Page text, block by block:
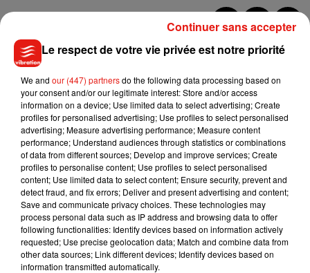
Musique
5 août 2026
Benny Blanco invite Selena Gomez et
Becky G sur son nouveau single
4 août 2026
Tiny Desk invite Charlie Puth pour une
live session solaire
Le respect de votre vie privée est notre priorité
We and our (447) partnersdo the following data processing based on
your consent and/or our legitimate interest: Store and/or access
information on a device; Use limited data to select advertising; Create
profiles for personalised advertising; Use profiles to select personalised
advertising; Measure advertising performance; Measure content
performance; Understand audiences through statistics or combinations
of data from different sources; Develop and improve services; Create
profiles to personalise content; Use profiles to select personalised
content; Use limited data to select content; Ensure security, prevent and
detect fraud, and fix errors; Deliver and present advertising and content;
Save and communicate privacy choices. These technologies may
process personal data such as IP address and browsing data to offer
following functionalities: Identify devices based on information actively
requested; Use precise geolocation data; Match and combine data from
other data sources; Link different devices; Identify devices based on
information transmitted automatically.
Continuer sans accepter